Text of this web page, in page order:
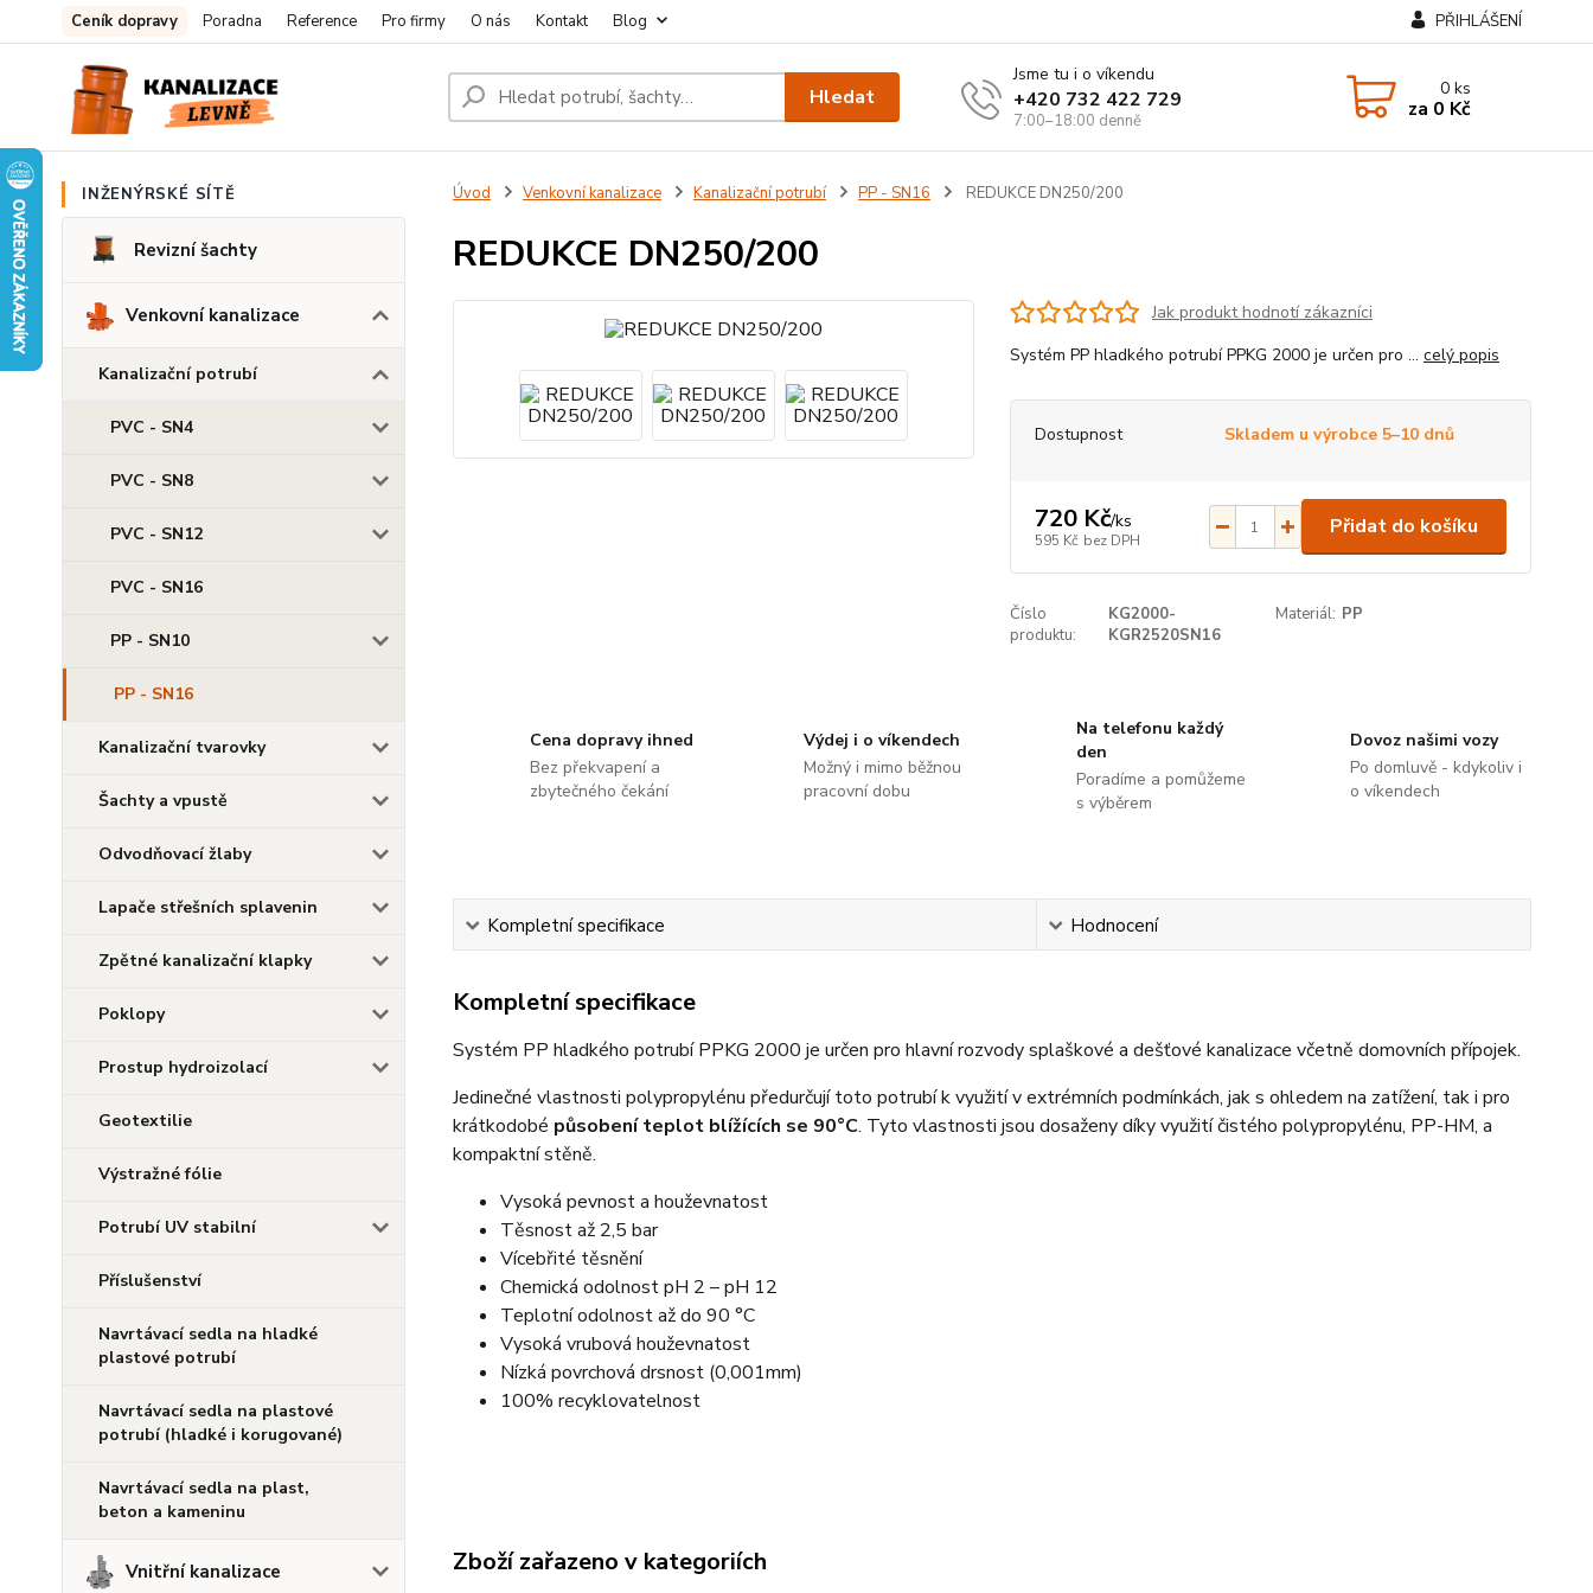
Ceník dopravy Poradna Reference Pro firmy O nás Kontakt Blog PŘIHLÁŠENÍ
Hledat
Jsme tu i o víkendu
+420 732 422 729
7:00–18:00 denně
0ks
za 0 Kč
INŽENÝRSKÉ SÍTĚ
Revizní šachty
Venkovní kanalizace
Kanalizační potrubí
PVC - SN4
PVC - SN8
PVC - SN12
PVC - SN16
PP - SN10
PP - SN16
Kanalizační tvarovky
Šachty a vpustě
Odvodňovací žlaby
Lapače střešních splavenin
Zpětné kanalizační klapky
Poklopy
Prostup hydroizolací
Geotextilie
Výstražné fólie
Potrubí UV stabilní
Příslušenství
Navrtávací sedla na hladké
plastové potrubí
Navrtávací sedla na plastové
potrubí (hladké i korugované)
Navrtávací sedla na plast,
beton a kameninu
Vnitřní kanalizace
Úvod Venkovní kanalizace Kanalizační potrubí PP - SN16 REDUKCE DN250/200
REDUKCE DN250/200
Jak produkt hodnotí zákazníci
Systém PP hladkého potrubí PPKG 2000 je určen pro ... celý popis
Dostupnost Skladem u výrobce 5–10 dnů
720 Kč/ks
595 Kč bez DPH
Přidat do košíku
Číslo
produktu:
KG2000-
KGR2520SN16
Materiál: PP
Cena dopravy ihned
Bez překvapení a
zbytečného čekání
Výdej i o víkendech
Možný i mimo běžnou
pracovní dobu
Na telefonu každý
den
Poradíme a pomůžeme
s výběrem
Dovoz našimi vozy
Po domluvě - kdykoliv i
o víkendech
Kompletní specifikace Hodnocení
Kompletní specifikace
Systém PP hladkého potrubí PPKG 2000 je určen pro hlavní rozvody splaškové a dešťové kanalizace včetně domovních přípojek.
Jedinečné vlastnosti polypropylénu předurčují toto potrubí k využití v extrémních podmínkách, jak s ohledem na zatížení, tak i pro
krátkodobé působení teplot blížících se 90°C. Tyto vlastnosti jsou dosaženy díky využití čistého polypropylénu, PP-HM, a
kompaktní stěně.
Vysoká pevnost a houževnatost
Těsnost až 2,5 bar
Vícebřité těsnění
Chemická odolnost pH 2 – pH 12
Teplotní odolnost až do 90 °C
Vysoká vrubová houževnatost
Nízká povrchová drsnost (0,001mm)
100% recyklovatelnost
Zboží zařazeno v kategoriích